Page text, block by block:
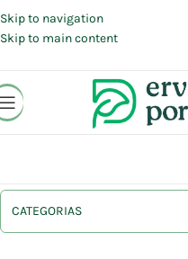
Skip to navigation
Skip to main content
CATEGORIAS